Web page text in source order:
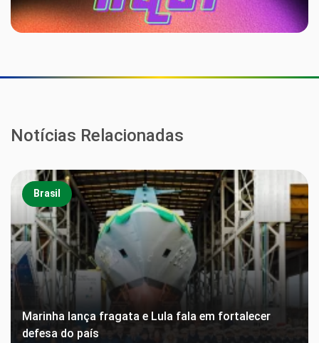
Notícias Relacionadas
Brasil
Marinha lança fragata e Lula fala em fortalecer
defesa do país